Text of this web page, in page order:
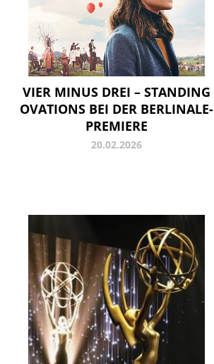
VIER MINUS DREI – STANDING
OVATIONS BEI DER BERLINALE-
PREMIERE
20.02.2026